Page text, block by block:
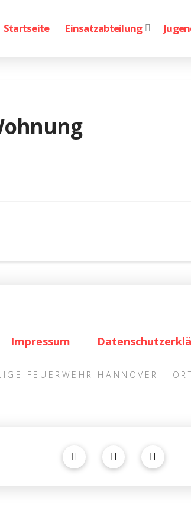
Startseite Einsatzabteilung
Impressum
FEUERWEHR HANNOVER -